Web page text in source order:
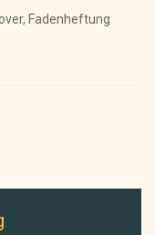
Fadenheftung